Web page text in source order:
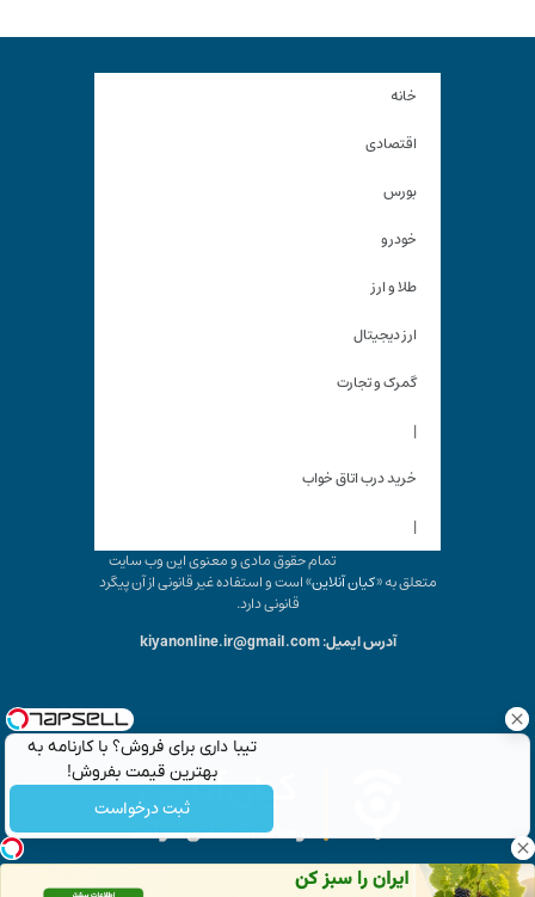
تیبا داری برای فروش؟ با کارنامه به
بهترین قیمت بفروش!
ثبت درخواست
خانه
اقتصادی
بورس
خودرو
طلا و ارز
ارز دیجیتال
گمرک و تجارت
|
خرید درب اتاق خواب
|
تمام حقوق مادی و معنوی این وب سایت
متعلق به «کیان آنلاین» است و استفاده غیر قانونی از آن پیگرد
قانونی دارد.
آدرس ایمیل: kiyanonline.ir@gmail.com